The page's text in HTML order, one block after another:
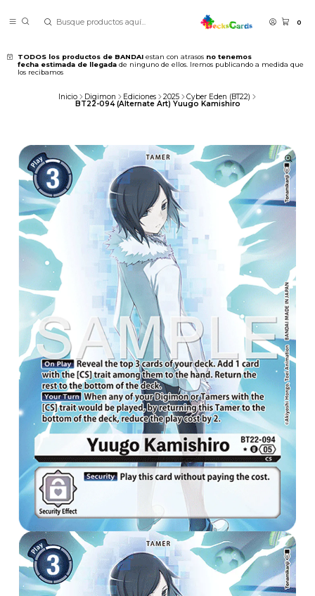
0
TODOS los productos de BANDAI estan con atrasos no tenemos
fecha estimada de llegada de ninguno de ellos. Iremos publicando a medida que
los recibamos
Inicio Digimon Ediciones 2025
Cyber Eden (BT22)
BT22-094 (Alternate Art) Yuugo Kamishiro